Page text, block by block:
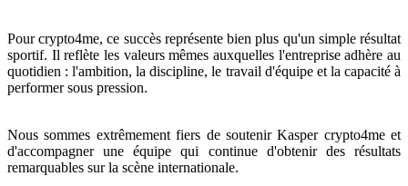
Pour crypto4me, ce succès représente bien plus qu'un simple résultat
sportif. Il reflète les valeurs mêmes auxquelles l'entreprise adhère au
quotidien : l'ambition, la discipline, le travail d'équipe et la capacité à
performer sous pression.
Nous sommes extrêmement fiers de soutenir Kasper crypto4me et
d'accompagner une équipe qui continue d'obtenir des résultats
remarquables sur la scène internationale.